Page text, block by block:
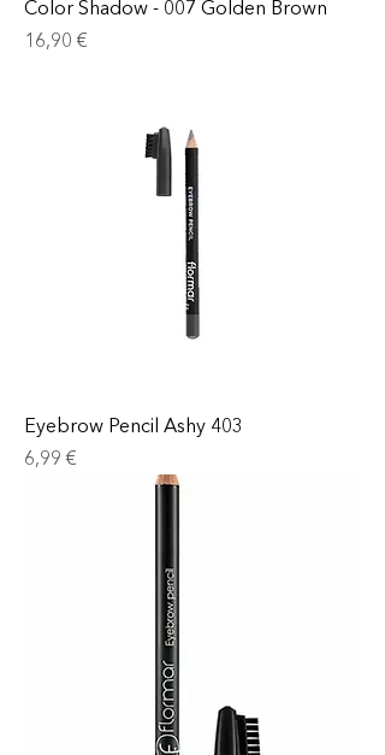
Color Shadow - 007 Golden Brown
Prix
16,90 €
Eyebrow Pencil Ashy 403
Prix
6,99 €